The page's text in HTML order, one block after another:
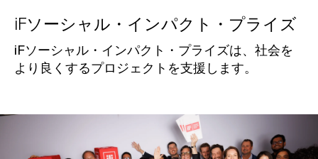
iFソーシャル・インパクト・プライズ
iFソーシャル・インパクト・プライズは、社会を
より良くするプロジェクトを支援します。